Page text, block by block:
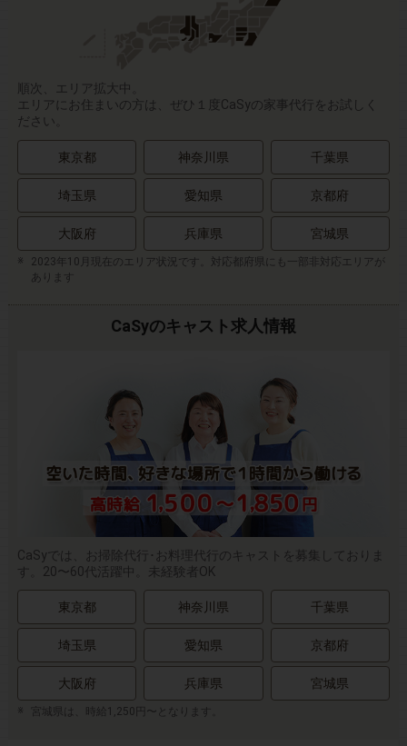
順次、エリア拡大中。
エリアにお住まいの方は、ぜひ１度CaSyの家事代行をお試しく
ださい。
東京都 神奈川県 千葉県
埼玉県 愛知県 京都府
大阪府 兵庫県 宮城県
2023年10月現在のエリア状況です。対応都府県にも一部非対応エリアが
あります
CaSyのキャスト求人情報
CaSyでは、お掃除代行･お料理代行のキャストを募集しておりま
す。20〜60代活躍中。未経験者OK
東京都 神奈川県 千葉県
埼玉県 愛知県 京都府
大阪府 兵庫県 宮城県
宮城県は、時給1,250円〜となります。